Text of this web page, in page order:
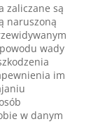
zaliczane są
naruszoną
wady
im
w danym